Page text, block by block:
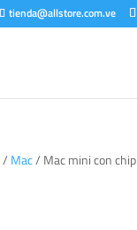
tienda@allstore.com.ve
/ Mac/ Mac mini con